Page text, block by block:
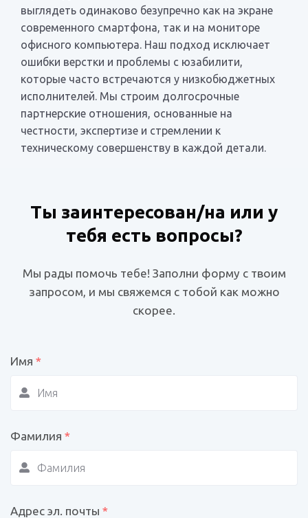
выглядеть одинаково безупречно как на экране
современного смартфона, так и на мониторе
офисного компьютера. Наш подход исключает
ошибки верстки и проблемы с юзабилити,
которые часто встречаются у низкобюджетных
исполнителей. Мы строим долгосрочные
партнерские отношения, основанные на
честности, экспертизе и стремлении к
техническому совершенству в каждой детали.
Ты заинтересован/на или у
тебя есть вопросы?
Мы рады помочь тебе! Заполни форму с твоим
запросом, и мы свяжемся с тобой как можно
скорее.
Имя *
Фамилия *
Адрес эл. почты *